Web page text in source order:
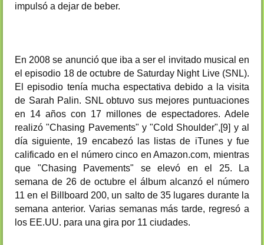
impulsó a dejar de beber.
En 2008 se anunció que iba a ser el invitado musical en
el episodio 18 de octubre de Saturday Night Live (SNL).
El episodio tenía mucha espectativa debido a la visita
de Sarah Palin. SNL obtuvo sus mejores puntuaciones
en 14 años con 17 millones de espectadores. Adele
realizó "Chasing Pavements" y "Cold Shoulder",[9] y al
día siguiente, 19 encabezó las listas de iTunes y fue
calificado en el número cinco en Amazon.com, mientras
que "Chasing Pavements" se elevó en el 25. La
semana de 26 de octubre el álbum alcanzó el número
11 en el Billboard 200, un salto de 35 lugares durante la
semana anterior. Varias semanas más tarde, regresó a
los EE.UU. para una gira por 11 ciudades.